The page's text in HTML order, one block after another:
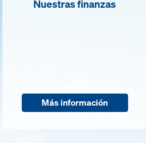
Nuestras finanzas
Más información